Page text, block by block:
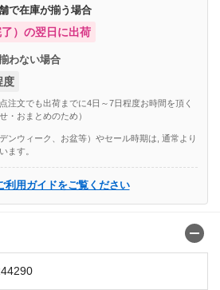
で在庫が揃う場合
）の翌日に出荷
わない場合
度
注文でも出荷までに4日～7日程度お時間を頂く
・おまとめのため）
ンウィーク、お盆等）やセール時期は, 通常より
ます。
利用ガイドをご覧ください